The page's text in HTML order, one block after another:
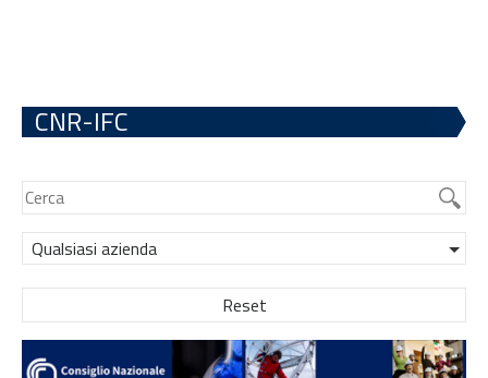
CNR-IFC
Qualsiasi azienda
Reset